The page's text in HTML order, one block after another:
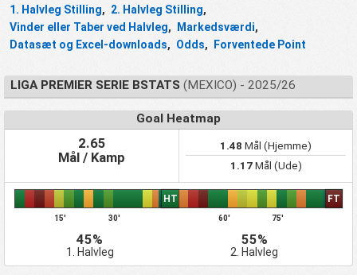
1. Halvleg Stilling, 2. Halvleg Stilling,
Vinder eller Taber ved Halvleg, Markedsværdi,
Datasæt og Excel-downloads, Odds, Forventede Point
LIGA PREMIER SERIE BSTATS (MEXICO) - 2025/26
Goal Heatmap
2.65
Mål / Kamp
1.48 Mål (Hjemme)
1.17Mål (Ude)
15' 30'
HT
60' 75'
FT
45%
1. Halvleg
55%
2. Halvleg